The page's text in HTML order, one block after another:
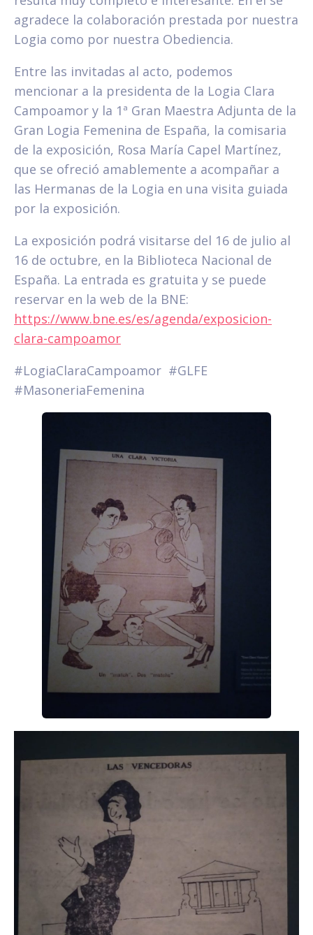
agradece la colaboración prestada por nuestra
Logia como por nuestra Obediencia.
Entre las invitadas al acto, podemos
mencionar a la presidenta de la Logia Clara
Campoamor y la 1ª Gran Maestra Adjunta de la
Gran Logia Femenina de España, la comisaria
de la exposición, Rosa María Capel Martínez,
que se ofreció amablemente a acompañar a
las Hermanas de la Logia en una visita guiada
por la exposición.
La exposición podrá visitarse del 16 de julio al
16 de octubre, en la Biblioteca Nacional de
España. La entrada es gratuita y se puede
reservar en la web de la BNE:
https://www.bne.es/es/agenda/exposicion-
clara-campoamor
#LogiaClaraCampoamor #GLFE
#MasoneriaFemenina